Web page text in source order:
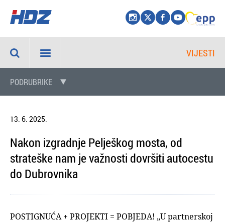
VIJESTI
PODRUBRIKE
13. 6. 2025.
Nakon izgradnje Pelješkog mosta, od
strateške nam je važnosti dovršiti autocestu
do Dubrovnika
POSTIGNUĆA + PROJEKTI = POBJEDA! „U partnerskoj